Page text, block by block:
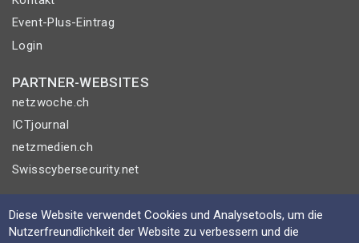
Event-Plus-Eintrag
Login
PARTNER-WEBSITES
netzwoche.ch
ICTjournal
netzmedien.ch
Swisscybersecurity.net
© NETZMEDIEN AG 2026
Impressum
Diese Website verwendet Cookies und Analysetools, um die
Nutzerfreundlichkeit der Website zu verbessern und die